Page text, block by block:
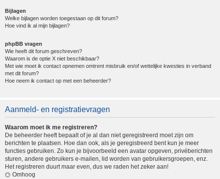
Bijlagen
Welke bijlagen worden toegestaan op dit forum?
Hoe vind ik al mijn bijlagen?
phpBB vragen
Wie heeft dit forum geschreven?
Waarom is de optie X niet beschikbaar?
Met wie moet ik contact opnemen omtrent misbruik en/of wettelijke kwesties in verband
met dit forum?
Hoe neem ik contact op met een beheerder?
Aanmeld- en registratievragen
Waarom moet ik me registreren?
De beheerder heeft bepaalt of je al dan niet geregistreerd moet zijn om
berichten te plaatsen. Hoe dan ook, als je geregistreerd bent kun je meer
functies gebruiken. Zo kun je bijvoorbeeld een avatar opgeven, privéberichten
sturen, andere gebruikers e-mailen, lid worden van gebruikersgroepen, enz.
Het registreren duurt maar even, dus we raden het zeker aan!
Omhoog